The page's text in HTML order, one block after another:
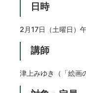
日時
2月17日（土曜日）
講師
津上みゆき（「絵画